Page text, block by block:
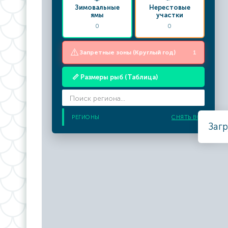
Зимовальные
ямы
0
Нерестовые
участки
0
⚠️ Запретные зоны (Круглый год) 1
📏 Размеры рыб (Таблица)
РЕГИОНЫ СНЯТЬ ВСЕ